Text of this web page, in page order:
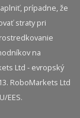
prípadne, že
straty pri
na
Ltd - evropský
RoboMarkets Ltd
EES.